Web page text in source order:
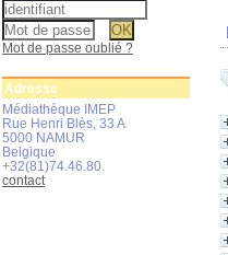
Mot de passe oublié ?
Adresse
Médiathèque IMEP
Rue Henri Blès, 33 A
5000 NAMUR
Belgique
+32(81)74.46.80.
contact